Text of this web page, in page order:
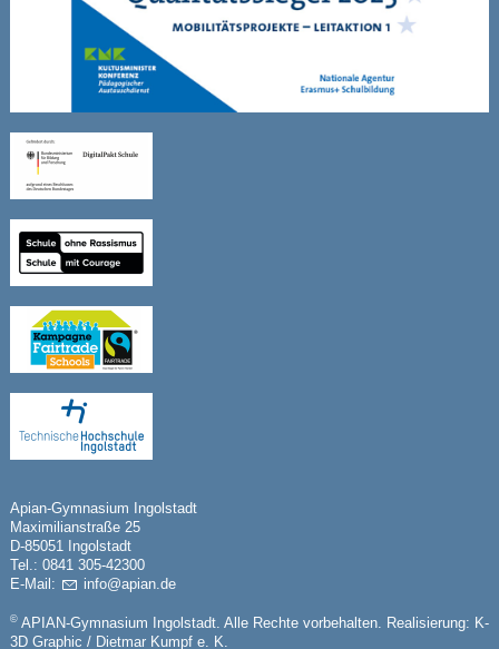
Apian-Gymnasium Ingolstadt
Maximilianstraße 25
D-85051 Ingolstadt
Tel.: 0841 305-42300
E-Mail:
nf p n d
©APIAN-Gymnasium Ingolstadt. Alle Rechte vorbehalten. Realisierung: K-
3D Graphic / Dietmar Kumpf e. K.